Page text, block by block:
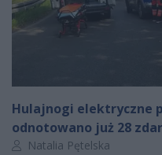
Hulajnogi elektryczne
odnotowano już 28
Autor artykułu:
Natalia Pętelska